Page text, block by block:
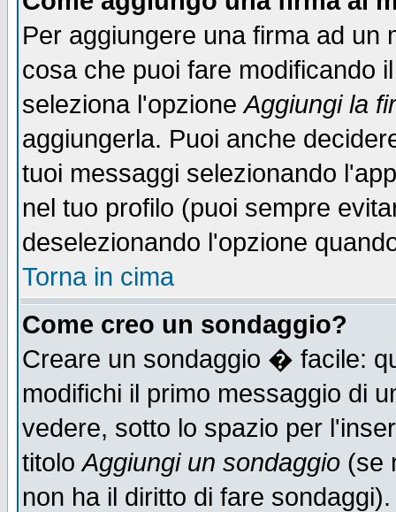
Per aggiungere una firma ad un
cosa che puoi fare modificando
seleziona l'opzioneAggiungi la
aggiungerla. Puoi anche
tuoi messaggi selezionando
nel tuo profilo (puoi sempre
deselezionando l'opzione
Torna in cima
Come creo un sondaggio?
Creare un sondaggio � facile:
modifichi il primo messaggio di
vedere, sotto lo spazio per
titoloAggiungi un sondaggio (se
non ha il diritto di fare